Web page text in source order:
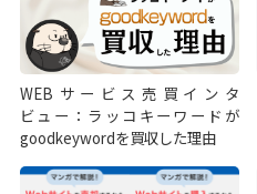
WEBサービス売買インタ
ビュー：ラッコキーワードが
goodkeywordを買収した理由